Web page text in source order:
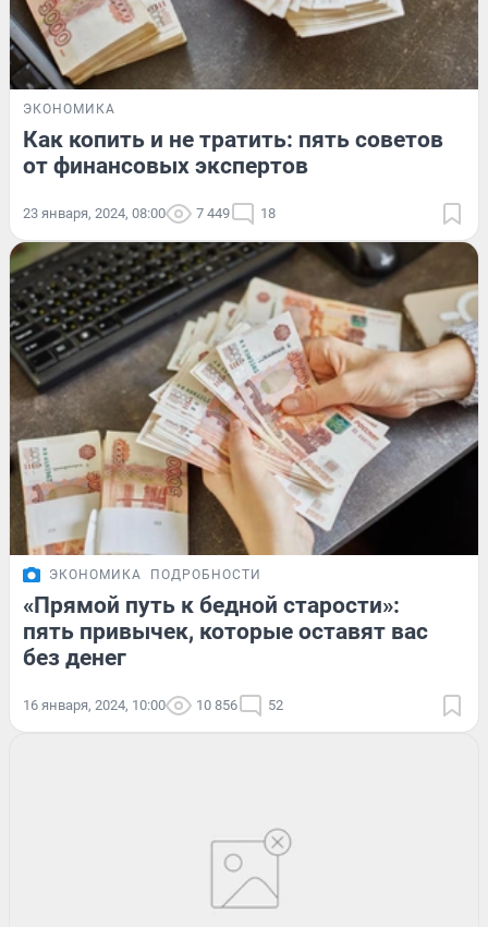
ЭКОНОМИКА
Как копить и не тратить: пять советов
от финансовых экспертов
23 января, 2024, 08:00 7 449 18
ЭКОНОМИКА ПОДРОБНОСТИ
«Прямой путь к бедной старости»:
пять привычек, которые оставят вас
без денег
16 января, 2024, 10:00 10 856 52